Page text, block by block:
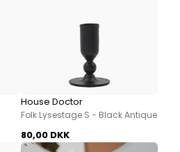
House Doctor
Folk Lysestage S - Black Antique
80,00 DKK